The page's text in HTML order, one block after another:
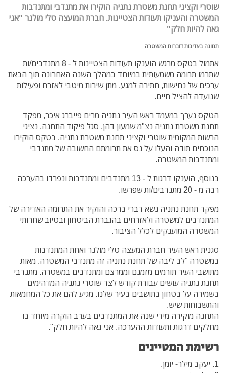
שוטרי וקציני תחנת משטרת נתניה הוקירו את מתנדבי ומתנדבות
המשטרה והעניקו תעודות הצטיינות. חברת המועצה טלי מולנר "אני
גאה להיות חלק"
תמונה באדיבות דוברות המשטרה
אתמול בטקס מרגש הוענקו תעודות הצטיינות ל - 8 מתנדבים/ות
שתרמו תרומה משמעותית במיוחד במהלך השנה האחרונה תוך הבאת
ערכים של נחישות, חתירה למגע, מתן שירות מיטבי לאזרח ופעילות
שנועדה להציל חיים.
הטקס נערך במעמד ראש העיר נתניה מרים פייברג איכר, מפקד
תחנת משטרת נתניה נצ"מ שמעון דהן, סגל פיקוד התחנה, נציגי
הרשות המקומית שוטרי וקציני תחנת משטרת נתניה. בטקס הוקירו
הנוכחים תודה והעלו על נס את תרומתם החשובה של מתנדבי
ומתנדבות המשטרה.
בנוסף, הוענקו דרגות ל - 13 מתנדבים ומתנדבות ונפרדו בהערכה
רבה מ - 20 מתנדבים/ות שפרשו.
מפקד תחנת נתניה נשא דברי ברכה והוקיר את התרומה האדירה של
המתנדבים למשטרה ולאזרחים בהגברת הביטחון ובטיוב שחרותי
המשטרה המוענקים לכלל הציבור.
סגנית ראש העיר חברת המעצה טלי מולנר ואחת המתנדבות
במשטרה "לב ליבה של תחנת נתניה זה מתנדבי המשטרה. מאות
מתושבי העיר תורמים מזמנם וממרצם ומתנדבים במשטרה. מתנדבי
תחנת נתניה עושים עבודת קודש לצד שוטרי נתניה המדהימים
בשמירה על בטחון בתושבים בעיר שלנו. מגיע להם את כל המחמאות
והתשבוחות שיש.
התחנה מוקירה מידי שנה את המתנדבים בערב הוקרה מיוחד בו
מחלקים דרגות ותעודות ההערכה. אני גאה להיות חלק".
רשימת המטיינים
1. יעקב מילר- יומן.